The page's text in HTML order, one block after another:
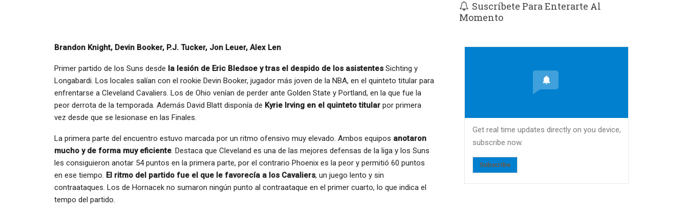
Brandon Knight, Devin Booker, P.J. Tucker, Jon Leuer, Alex Len
Primer partido de los Suns desde la lesión de Eric Bledsoe y tras el despido de los asistentes Sichting y
Longabardi. Los locales salían con el rookie Devin Booker, jugador más joven de la NBA, en el quinteto titular para
enfrentarse a Cleveland Cavaliers. Los de Ohio venían de perder ante Golden State y Portland, en la que fue la
peor derrota de la temporada. Además David Blatt disponía de Kyrie Irving en el quinteto titular por primera
vez desde que se lesionase en las Finales.
La primera parte del encuentro estuvo marcada por un ritmo ofensivo muy elevado. Ambos equipos anotaron
mucho y de forma muy eficiente. Destaca que Cleveland es una de las mejores defensas de la liga y los Suns
les consiguieron anotar 54 puntos en la primera parte, por el contrario Phoenix es la peor y permitió 60 puntos
en ese tiempo. El ritmo del partido fue el que le favorecía a los Cavaliers, un juego lento y sin
contraataques. Los de Hornacek no sumaron ningún punto al contraataque en el primer cuarto, lo que indica el
tempo del partido.
Suscríbete Para Enterarte Al
Momento
Get real time updates directly on you device,
subscribe now.
Subscribe